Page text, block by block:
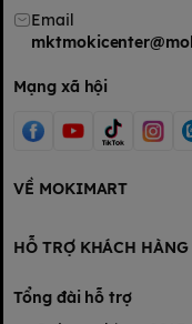
Email
Mạng xã hội
VỀ MOKIMART
HỖ TRỢ KHÁCH HÀNG
Tổng đài hỗ trợ